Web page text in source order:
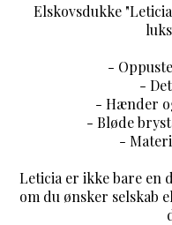
Elskovsdukke
-
-
- Hænder
- Bløde
-
Leticia er ikke bare en
om du ønsker selskab